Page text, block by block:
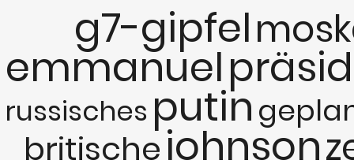
g7-gipfel
emmanuel
russisches putin
britischejohnson